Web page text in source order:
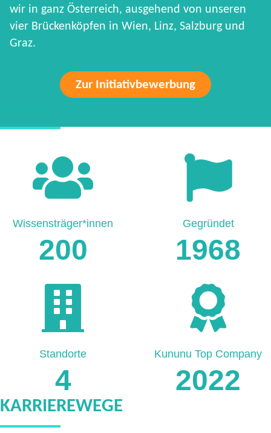
wir in ganz Österreich, ausgehend von unseren
vier Brückenköpfen in Wien, Linz, Salzburg und
Graz.
Zur Initiativbewerbung
200
Wissensträger*innen
1968
Gegründet
4
Standorte
2022
Kununu Top Company
KARRIEREWEGE